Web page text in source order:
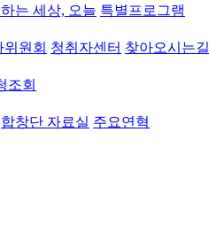
는 세상, 오늘 특별프로그램
원회 청취자센터 찾아오시는길
조회
합창단 자료실 주요연혁